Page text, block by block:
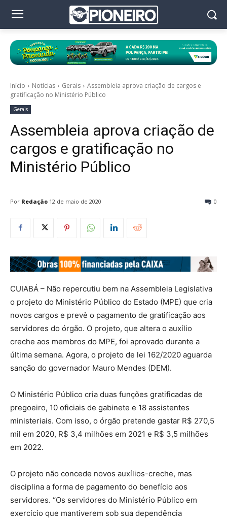
Início Notícias Gerais
Assembleia aprova criação de cargos e
gratificação no Ministério Público
Gerais
Assembleia aprova criação de
cargos e gratificação no
Ministério Público
Por Redação 0
12 de maio de 2020
CUIABÁ – Não repercutiu bem na Assembleia Legislativa
o projeto do Ministério Público do Estado (MPE) que cria
novos cargos e prevê o pagamento de gratificação aos
servidores do órgão. O projeto, que altera o auxílio
creche aos membros do MPE, foi aprovado durante a
última semana. Agora, o projeto de lei 162/2020 aguarda
sanção do governador Mauro Mendes (DEM).
O Ministério Público cria duas funções gratificadas de
pregoeiro, 10 oficiais de gabinete e 18 assistentes
ministeriais. Com isso, o órgão pretende gastar R$ 270,5
mil em 2020, R$ 3,4 milhões em 2021 e R$ 3,5 milhões
em 2022.
O projeto não concede novos auxílios-creche, mas
disciplina a forma de pagamento do benefício aos
servidores. “Os servidores do Ministério Público em
exercício que mantiverem sob sua dependência